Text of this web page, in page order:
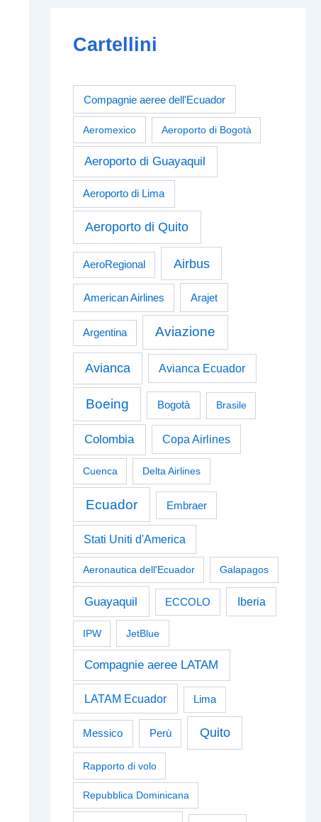
Cartellini
Compagnie aeree dell'Ecuador
Aeromexico Aeroporto di Bogotà
Aeroporto di Guayaquil
Aeroporto di Lima
Aeroporto di Quito
AeroRegional Airbus
American Airlines Arajet
Argentina Aviazione
Avianca Avianca Ecuador
Boeing Bogotà Brasile
Colombia Copa Airlines
Cuenca Delta Airlines
Ecuador Embraer
Stati Uniti d'America
Aeronautica dell'Ecuador Galapagos
Guayaquil ECCOLO Iberia
IPW JetBlue
Compagnie aeree LATAM
LATAM Ecuador Lima
Messico Perù Quito
Rapporto di volo
Repubblica Dominicana